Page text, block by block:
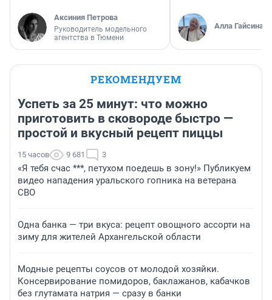
Аксиния Петрова
Руководитель модельного
агентства в Тюмени
Алла Гайсина
РЕКОМЕНДУЕМ
Успеть за 25 минут: что можно
приготовить в сковороде быстро —
простой и вкусный рецепт пиццы
15 часов 9 681 3
«Я тебя счас ***, петухом поедешь в зону!» Публикуем
видео нападения уральского гопника на ветерана
СВО
Одна банка — три вкуса: рецепт овощного ассорти на
зиму для жителей Архангельской области
Модные рецепты соусов от молодой хозяйки.
Консервирование помидоров, баклажанов, кабачков
без глутамата натрия — сразу в банки